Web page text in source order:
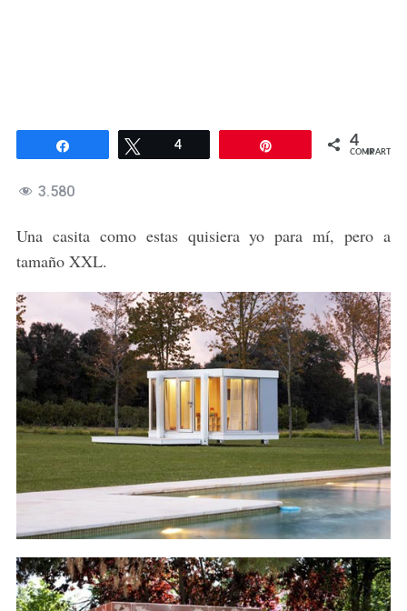
Compartir Twittear
4 4
COMPARTIR
3.580
Una casita como estas quisiera yo para mí, pero a
tamaño XXL.